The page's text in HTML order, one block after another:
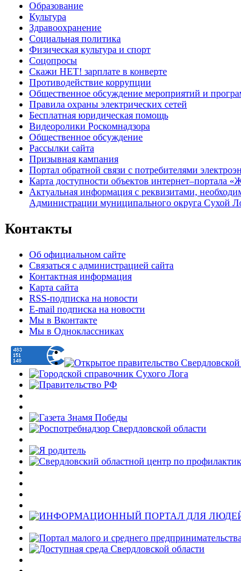
Образование
Культура
Здравоохранение
Социальная политика
Физическая культура и спорт
Соцопросы
Скажи НЕТ! зарплате в конверте
Противодействие коррупции
Общественное обсуждение мероприятий и
Правила охраны электрических сетей
Бесплатная юридическая помощь
Видеоролики Роскомнадзора
Общественное обсуждение
Рассылки сайта
Призывная кампания
Портал обратной связи с потребителями
Карта доступности объектов интернет–портала
Актуальная информация с реквизитами,
Администрации муниципального округа Сухой
Контакты
Об официальном сайте
Связаться с администрацией сайта
Контактная информация
Карта сайта
RSS-подписка на новости
E-mail подписка на новости
Мы в Вконтакте
Мы в Одноклассниках